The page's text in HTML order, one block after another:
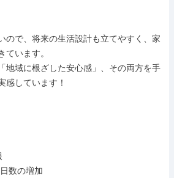
ので、将来の生活設計も立てやすく、家
ています。
地域に根ざした安心感」、その両方を手
感しています！
数の増加